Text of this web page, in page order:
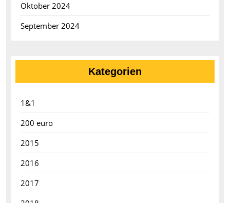
Oktober 2024
September 2024
Kategorien
1&1
200 euro
2015
2016
2017